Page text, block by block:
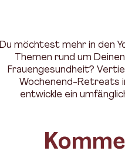
Du möchtest mehr in den
Themen rund um
Frauengesundheit?
Wochenend-Retreats
entwickle ein